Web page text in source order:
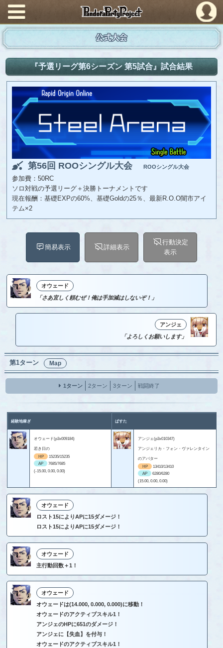
PandoraPartyProject
公式大会
『予選リーグ第6シーズン 第5試合』試合結果
第56回 ROOシングル大会 ROOシングル大会
参加費：50RC
ソロ対戦の予選リーグ＋決勝トーナメントです
現在報酬：基礎EXPの60%、基礎Goldの25％、最新R.O.O闇市アイ
テム×2
簡易表示 詳細表示
行動決定
表示
オウェード
「さあ宜しく頼むぜ！俺は手加減はしないぞ！」
アンジェ
「よろしくお願いします」
第1ターン Map
1ターン 2ターン 3ターン 戦闘終了
経験地稼ぎ ぱすた
オウェード(p3x009184)
若き日の
HP
15235/15235
AP
7685/7685
(-15.00, 0.00, 0.00)
アンジェ(p3x010347)
アンジェリカ・フォン・ヴァレンタイン
のアバター
HP
13410/13410
AP
6280/6280
(15.00, 0.00, 0.00)
オウェード
ロスト15によりAPに15ダメージ！
ロスト15によりAPに15ダメージ！
オウェード
主行動回数＋1！
オウェード
オウェードは(14.000, 0.000, 0.000)に移動！
オウェードのアクティブスキル1！
アンジェのHPに651のダメージ！
アンジェに【失血】を付与！
オウェードのアクティブスキル1！